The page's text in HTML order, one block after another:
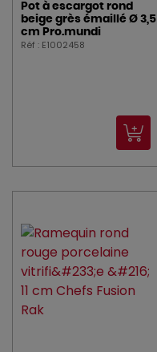
Pot à escargot rond
beige grès émaillé Ø 3,5
cm Pro.mundi
Réf : E1002458